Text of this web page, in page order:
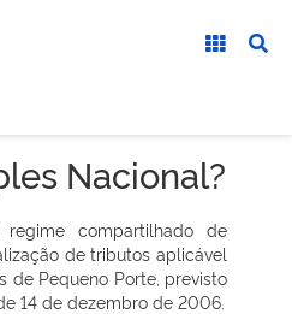
Nacional?
compartilhado de
de tributos aplicável
de Pequeno Porte, previsto
14 de dezembro de 2006.